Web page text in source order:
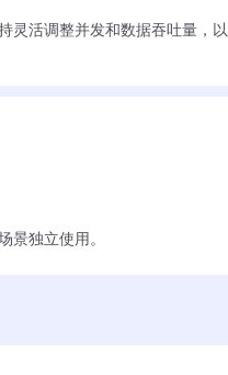
灵活调整并发和数据吞吐量，以
景独立使用。